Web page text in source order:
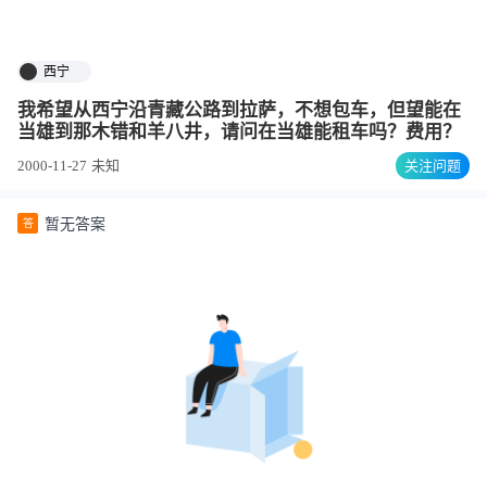
西宁
我希望从西宁沿青藏公路到拉萨，不想包车，但望能在
当雄到那木错和羊八井，请问在当雄能租车吗？费用？
2000-11-27 未知 关注问题
答 暂无答案